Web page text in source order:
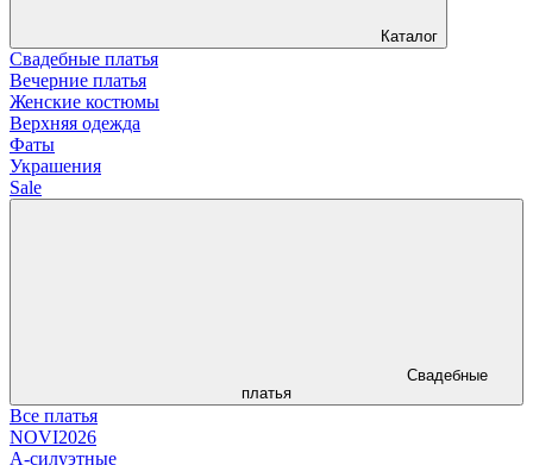
Каталог
Свадебные платья
Вечерние платья
Женские костюмы
Верхняя одежда
Фаты
Украшения
Sale
Свадебные
платья
Все платья
NOVI2026
А-силуэтные